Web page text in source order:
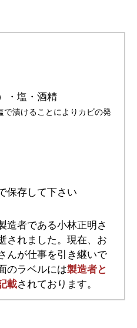
・塩・酒精
漬けることによりカビの発
保存して下さい
造者である小林正明さ
されました。現在、お
んが仕事を引き継いで
のラベルには製造者と
載されております。